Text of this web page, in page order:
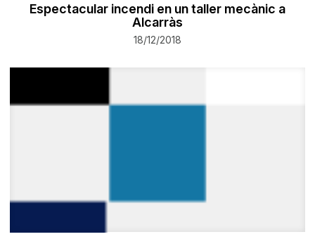
Espectacular incendi en un taller mecànic a
Alcarràs
18/12/2018